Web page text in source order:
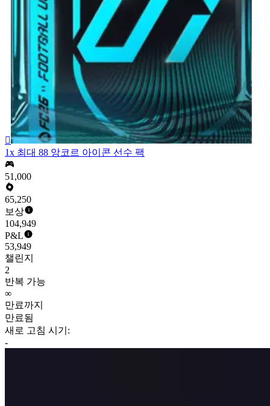

1x 최대 88 앙코르 아이콘 선수 팩
51,000
65,250
보상
104,949
P&L
53,949
챌린지
2
반복 가능
∞
만료까지
만료됨
새로 고침 시기:
-